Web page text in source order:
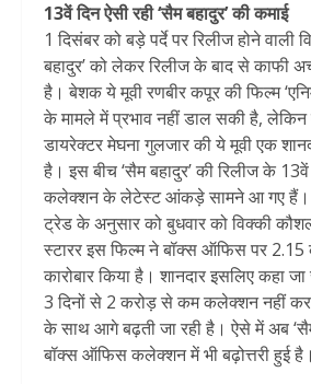
13वें दिन ऐसी रही ‘सैम बहादुर’ की कमाई
1 दिसंबर को बड़े पर्दे पर रिलीज होने वाली
बहादुर’ को लेकर रिलीज के बाद से काफी
है। बेशक ये मूवी रणबीर कपूर की फिल्म
के मामले में प्रभाव नहीं डाल सकी है,
डायरेक्टर मेघना गुलजार की ये मूवी एक
है। इस बीच ‘सैम बहादुर’ की रिलीज के
कलेक्शन के लेटेस्ट आंकड़े सामने आ गए हैं।
ट्रेड के अनुसार को बुधवार को विक्की
स्टारर इस फिल्म ने बॉक्स ऑफिस पर 2.15
कारोबार किया है। शानदार इसलिए कहा जा
3 दिनों से 2 करोड़ से कम कलेक्शन नहीं कर
के साथ आगे बढ़ती जा रही है। ऐसे में अब
बॉक्स ऑफिस कलेक्शन में भी बढ़ोत्तरी हुई है।